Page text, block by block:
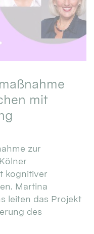
mit
zur
kognitiver
Martina
leiten das Projekt
des